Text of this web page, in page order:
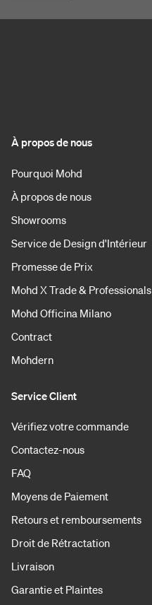
À propos de nous
Pourquoi Mohd
À propos de nous
Showrooms
Service de Design d'Intérieur
Promesse de Prix
Mohd X Trade & Professionals
Mohd Officina Milano
Contract
Mohdern
Service Client
Vérifiez votre commande
Contactez-nous
FAQ
Moyens de Paiement
Retours et remboursements
Droit de Rétractation
Livraison
Garantie et Plaintes